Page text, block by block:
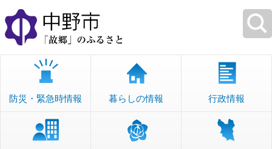
本
文
へ
移
防災・緊急時情報 暮らしの情報 行政情報